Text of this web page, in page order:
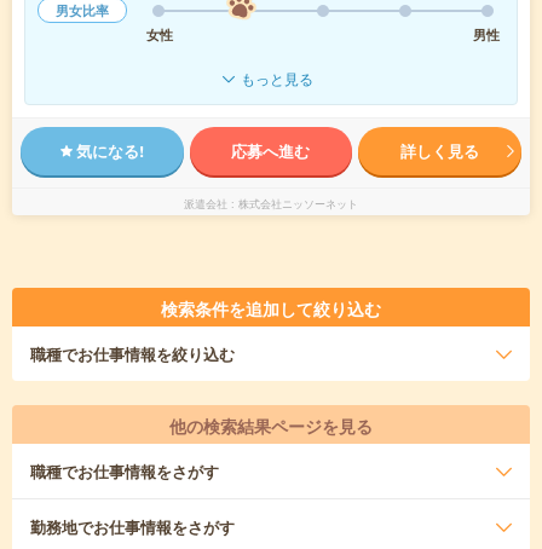
男女比率
女性
男性
もっと見る
気になる! 応募へ進む 詳しく見る
派遣会社 株式会社ニッソーネット
検索条件を追加して絞り込む
職種でお仕事情報を絞り込む
他の検索結果ページを見る
職種でお仕事情報をさがす
勤務地でお仕事情報をさがす